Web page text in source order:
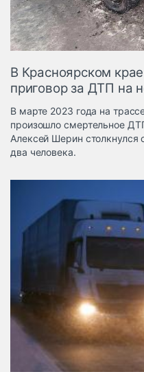
В Красноярском
приговор за ДТП на
В марте 2023 года на
произошло смертельное
Алексей Шерин столкнулся
два человека.